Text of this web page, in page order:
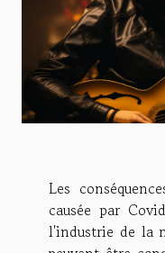
Les
causée par
l'industrie de la